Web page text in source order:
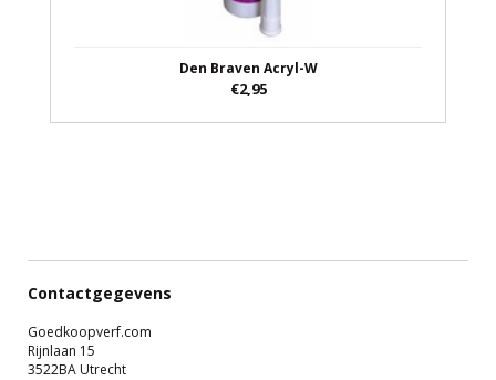
Den Braven Acryl-W
€2,95
Contactgegevens
Goedkoopverf.com
Rijnlaan 15
3522BA Utrecht